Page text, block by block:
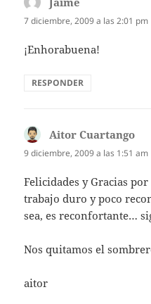
7 diciembre, 2009 a las 2:01 pm
¡Enhorabuena!
RESPONDER
Aitor Cuartango
9 diciembre, 2009 a las 1:51 am
Felicidades y Gracias
trabajo duro y poco
sea, es reconfortante…
Nos quitamos el
aitor